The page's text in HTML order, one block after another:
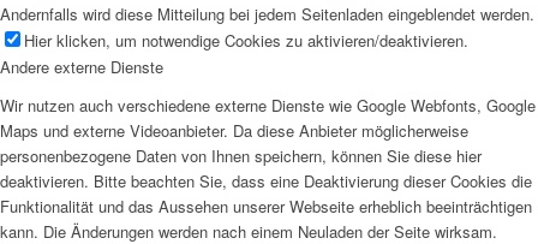
Andernfalls wird diese Mitteilung bei jedem Seitenladen eingeblendet werden.
Hier klicken, um notwendige Cookies zu aktivieren/deaktivieren.
Andere externe Dienste
Wir nutzen auch verschiedene externe Dienste wie Google Webfonts, Google
Maps und externe Videoanbieter. Da diese Anbieter möglicherweise
personenbezogene Daten von Ihnen speichern, können Sie diese hier
deaktivieren. Bitte beachten Sie, dass eine Deaktivierung dieser Cookies die
Funktionalität und das Aussehen unserer Webseite erheblich beeinträchtigen
kann. Die Änderungen werden nach einem Neuladen der Seite wirksam.